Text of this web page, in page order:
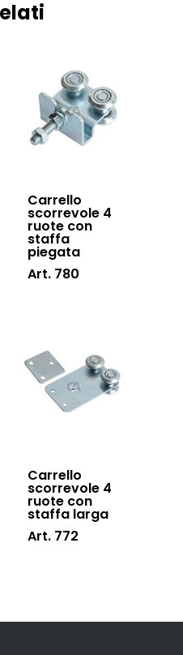
Carrello
scorrevole 4
ruote con
staffa
piegata
Art. 780
Carrello
scorrevole 4
ruote con
staffa larga
Art. 772
Accessori
sospesi
Swing gates
Sistemi di
Hardware
Inox
Certificazioni
Contatti